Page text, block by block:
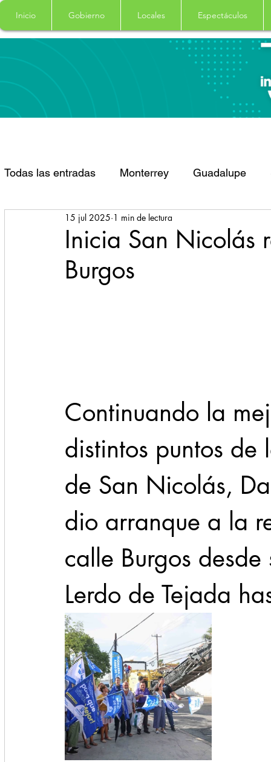
Inicio Gobierno Locales Espectáculos
Todas las entradas Monterrey Guadalupe
Santa Catarina San Pedro Garza Garcia
Espectaculos Clima
Inicia San Nicolás
Burgos
15 jul 2025 1 min de lectura
Continuando la
distintos puntos
de San Nicolás,
dio arranque a la
calle Burgos
Lerdo de Tejada